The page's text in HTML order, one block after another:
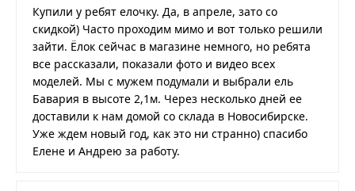
Купили у ребят елочку. Да, в апреле, зато со
скидкой) Часто проходим мимо и вот только решили
зайти. Ёлок сейчас в магазине немного, но ребята
все рассказали, показали фото и видео всех
моделей. Мы с мужем подумали и выбрали ель
Бавария в высоте 2,1м. Через несколько дней ее
доставили к нам домой со склада в Новосибирске.
Уже ждем новый год, как это ни странно) спасибо
Елене и Андрею за работу.